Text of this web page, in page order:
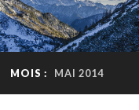
MOIS : MAI 2014